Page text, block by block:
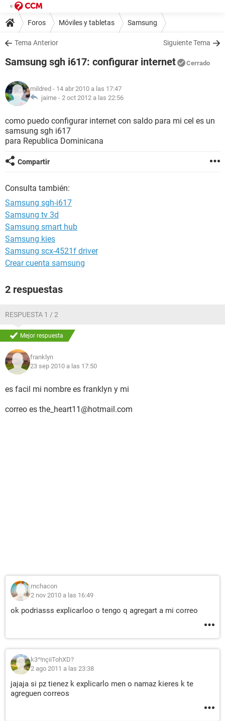
Foros Móviles y tabletas Samsung
Tema Anterior Siguiente Tema
Samsung sgh i617: configurar internet Cerrado
mildred - 14 abr 2010 a las 17:47
jaime - 2 oct 2012 a las 22:56
como puedo configurar internet con saldo para mi cel es un
samsung sgh i617
para Republica Dominicana
Compartir
Consulta también:
Samsung sgh-i617
Samsung tv 3d
Samsung smart hub
Samsung kies
Samsung scx-4521f driver
Crear cuenta samsung
2 respuestas
RESPUESTA 1 / 2
Mejor respuesta
franklyn
23 sep 2010 a las 17:50
es facil mi nombre es franklyn y mi
correo es the_heart11@hotmail.com
mchacon
2 nov 2010 a las 16:49
ok podriasss explicarloo o tengo q agregart a mi correo
k3^!nçiiTohXD?
2 ago 2011 a las 23:38
jajaja si pz tienez k explicarlo men o namaz kieres k te
agreguen correos